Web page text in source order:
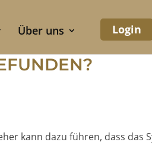
Über uns Login
kann dazu führen, dass das